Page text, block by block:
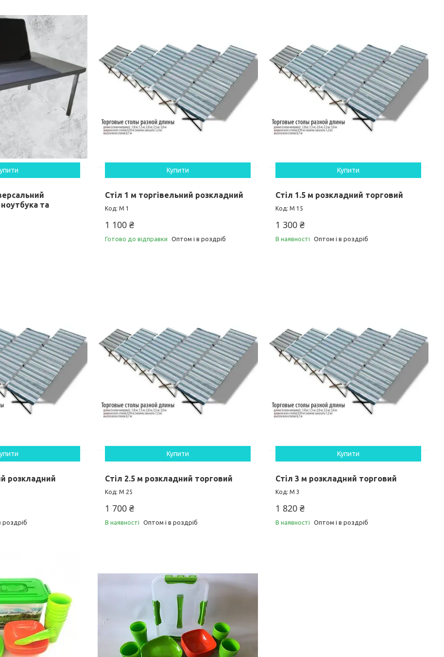
та
Купити
Стіл 1 м торгівельний розкладний
М 1
1 100 ₴
Готово до відправки Оптом і в роздріб
Купити
Стіл 1.5 м розкладний торговий
М 15
1 300 ₴
В наявності Оптом і в роздріб
розкладний
роздріб
Купити
Стіл 2.5 м розкладний торговий
М 25
1 700 ₴
В наявності Оптом і в роздріб
Купити
Стіл 3 м розкладний торговий
М 3
1 820 ₴
В наявності Оптом і в роздріб